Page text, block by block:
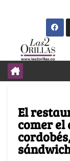
El
comer